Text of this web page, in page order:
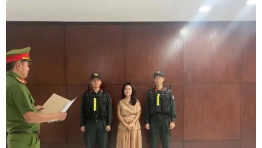
Mỹ vẫn là quốc gia chịu ảnh hưởng nặng
nề nhất bởi dịch COVID-19
25/08/2021 01:40
Tính đến 8h sáng 25/8 (giờ Việt Nam), toàn thế giới ghi
nhận hơn 213,94 triệu ca nhiễm virus SARS-CoV-2, trong
đó có hơn 4,46 triệu bệnh nhân đã tử vong.